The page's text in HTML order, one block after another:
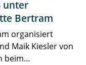
unter
Bertram
organisiert
Maik Kiesler von
beim…